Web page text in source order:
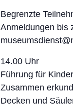
Begrenzte
Anmeldungen bis
14.00 Uhr
Führung für
Zusammen
Decken und